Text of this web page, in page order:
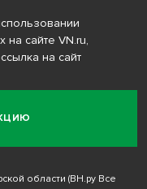
на сайте VN.ru,
на сайт
области (ВН.ру Все